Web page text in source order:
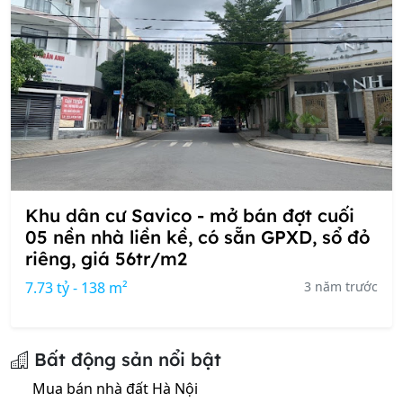
Khu dân cư Savico - mở bán đợt cuối
05 nền nhà liền kề, có sẵn GPXD, sổ đỏ
riêng, giá 56tr/m2
7.73 tỷ - 138 m² 3 năm trước
Bất động sản nổi bật
Mua bán nhà đất Hà Nội